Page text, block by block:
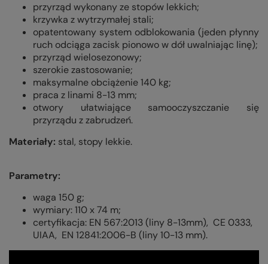
przyrząd wykonany ze stopów lekkich;
krzywka z wytrzymałej stali;
opatentowany system odblokowania (jeden płynny
ruch odciąga zacisk pionowo w dół uwalniając linę);
przyrząd wielosezonowy;
szerokie zastosowanie;
maksymalne obciążenie 140 kg;
praca z linami 8-13 mm;
otwory ułatwiające samooczyszczanie się
przyrządu z zabrudzeń.
Materiały: stal, stopy lekkie.
Parametry:
waga 150 g;
wymiary: 110 x 74 m;
certyfikacja: EN 567:2013 (liny 8-13mm), CE 0333,
UIAA, EN 12841:2006-B (liny 10-13 mm).